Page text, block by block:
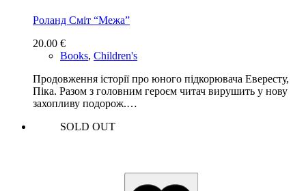
Роланд Сміт “Межа”
20.00 €
Books, Children's
Продовження історії про юного підкорювача Евересту,
Піка. Разом з головним героєм читач вирушить у нову
захопливу подорож.…
SOLD OUT